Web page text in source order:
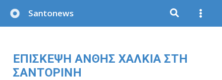
στο
Santonews
ΕΠΙΣΚΕΨΗ ΑΝΘΗΣ ΧΑΛΚΙΑ ΣΤΗ
ΣΑΝΤΟΡΙΝΗ